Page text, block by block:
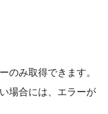
のみ取得できます。
場合には、エラーが